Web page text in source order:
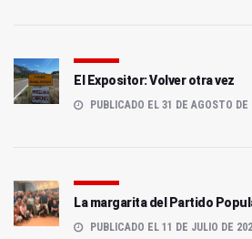
El Expositor: Volver otra vez
PUBLICADO EL 31 DE AGOSTO DE
La margarita del Partido
PUBLICADO EL 11 DE JULIO DE